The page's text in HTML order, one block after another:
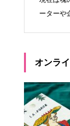
ーターや
オンラ